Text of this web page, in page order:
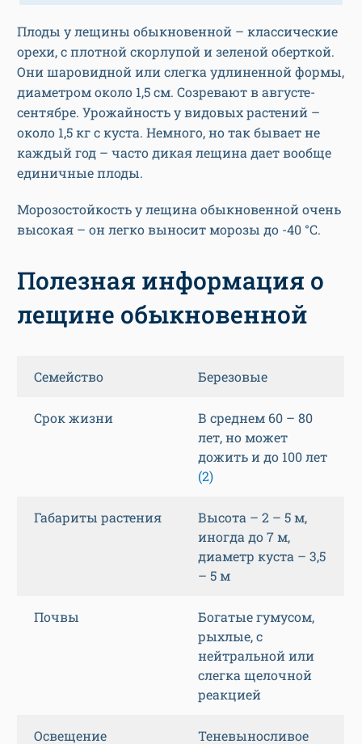
Плоды у лещины обыкновенной – классические
орехи, с плотной скорлупой и зеленой оберткой.
Они шаровидной или слегка удлиненной формы,
диаметром около 1,5 см. Созревают в августе-
сентябре. Урожайность у видовых растений –
около 1,5 кг с куста. Немного, но так бывает не
каждый год – часто дикая лещина дает вообще
единичные плоды.
Морозостойкость у лещина обыкновенной очень
высокая – он легко выносит морозы до -40 °С.
Полезная информация о
лещине обыкновенной
Семейство Березовые
Срок жизни
В среднем 60 – 80
лет, но может
дожить и до 100 лет
(2)
Габариты растения
Высота – 2 – 5 м,
иногда до 7 м,
диаметр куста – 3,5
– 5 м
Почвы
Богатые гумусом,
рыхлые, с
нейтральной или
слегка щелочной
реакцией
Освещение Теневыносливое